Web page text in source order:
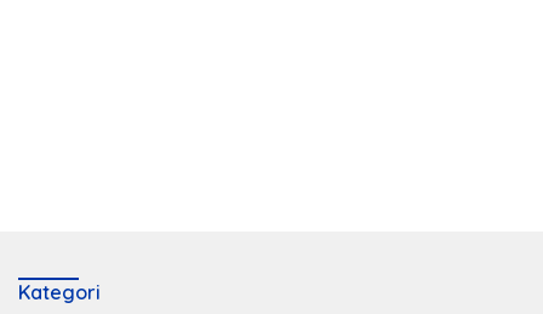
Kategori